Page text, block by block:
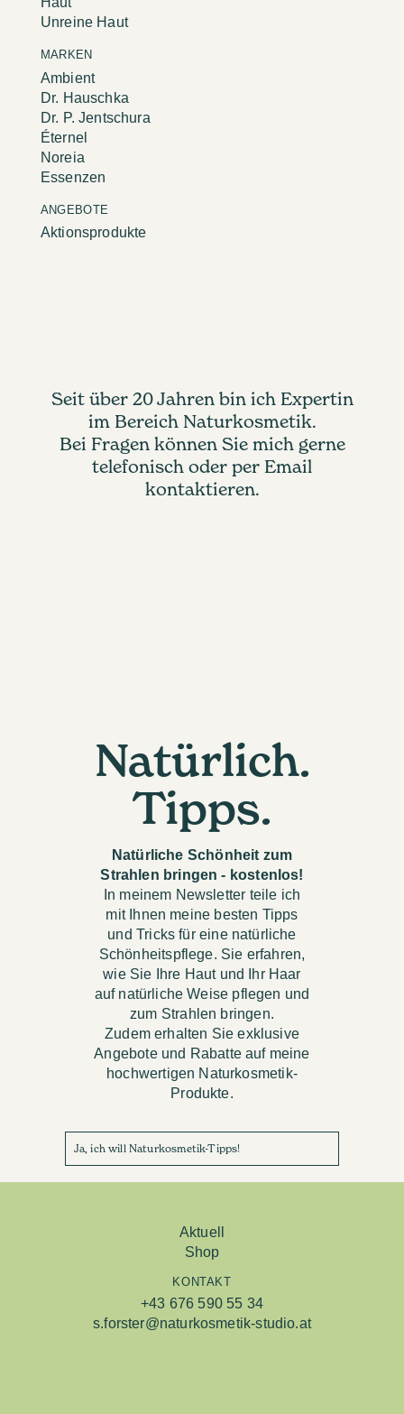
Unreine Haut
MARKEN
Ambient
Dr. Hauschka
Dr. P. Jentschura
Éternel
Noreia
Essenzen
ANGEBOTE
Aktionsprodukte
Seit über 20 Jahren bin ich Expertin
im Bereich Naturkosmetik.
Bei Fragen können Sie mich gerne
telefonisch oder per Email
kontaktieren.
Natürlich.
Tipps.
Natürliche Schönheit zum
Strahlen bringen - kostenlos!
In meinem Newsletter teile ich
mit Ihnen meine besten Tipps
und Tricks für eine natürliche
Schönheitspflege. Sie erfahren,
wie Sie Ihre Haut und Ihr Haar
auf natürliche Weise pflegen und
zum Strahlen bringen.
Zudem erhalten Sie exklusive
Angebote und Rabatte auf meine
hochwertigen Naturkosmetik-
Produkte.
Ja, ich will Naturkosmetik-Tipps!
Aktuell
Shop
KONTAKT
+43 676 590 55 34
s.forster@naturkosmetik-studio.at